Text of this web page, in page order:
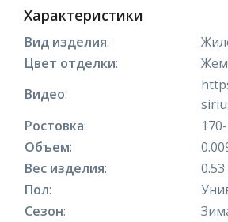
Характеристики
Вид изделия:
Цвет отделки:
Видео:
Ростовка:
Объем:
Вес изделия:
0.53
Пол:
Сезон: